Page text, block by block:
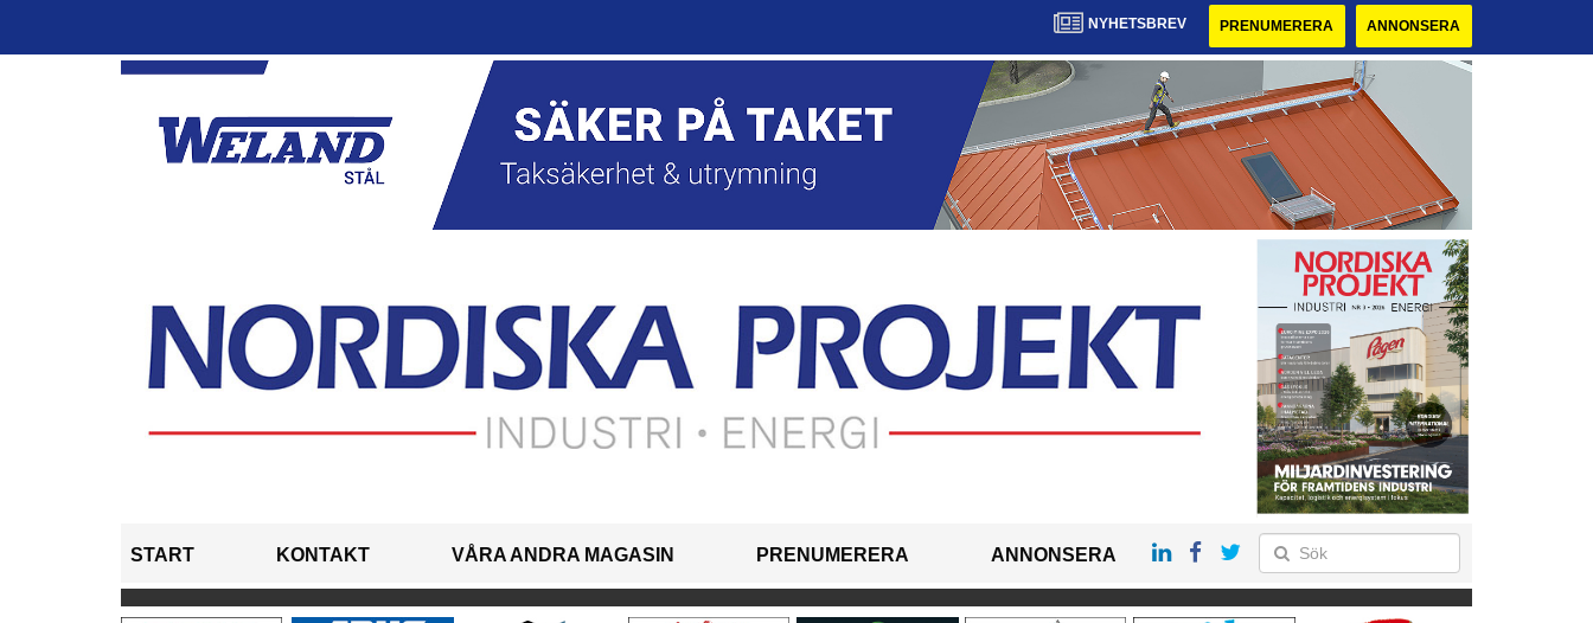
NYHETSBREV PRENUMERERA ANNONSERA
START KONTAKT VÅRA ANDRA MAGASIN PRENUMERERA ANNONSERA